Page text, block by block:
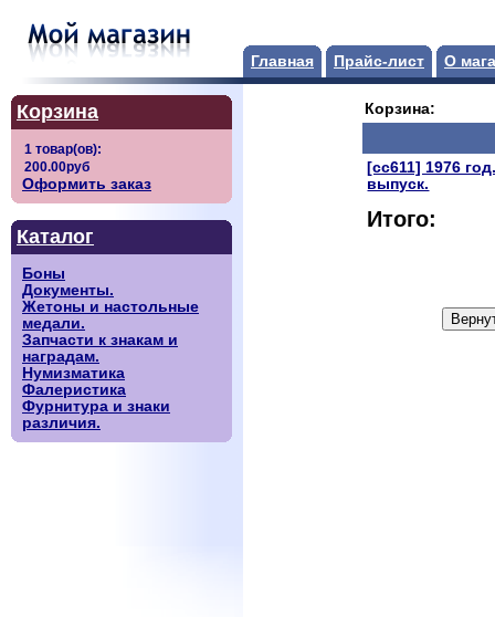
Главная Прайс-лист О
Корзина
Оформить заказ
Каталог
Боны
Документы.
Жетоны и настольные
медали.
Запчасти к знакам и
наградам.
Нумизматика
Фалеристика
Фурнитура и знаки
различия.
Корзина:
[сс611] 1976
выпуск.
Итого: